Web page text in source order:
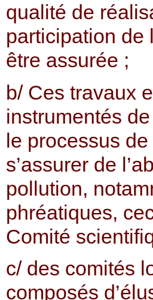
qualité de
participation de
être assurée ;
b/ Ces travaux
instrumentés
le processus
s’assurer de
pollution,
phréatiques,
Comité
c/ des comités
composés